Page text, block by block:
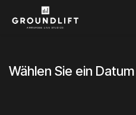
Zum Inhalt springen
Wählen Sie ein